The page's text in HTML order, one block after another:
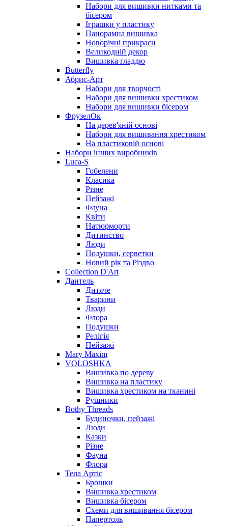
Набори для вишивки нитками та
бісером
Іграшки у пластику
Панорамна вишивка
Новорічні прикраси
Великодній декор
Вишивка гладдю
Butterfly
Абрис-Арт
Набори для творчості
Набори для вишивки хрестиком
Набори для вишивки бісером
ФрузелОк
На дерев'яній основі
Набори для вишивання хрестиком
На пластиковій основі
Набори інших виробників
Luca-S
Гобелени
Класика
Різне
Пейзажі
Фауна
Квіти
Натюрморти
Дитинство
Люди
Подушки, серветки
Новий рік та Різдво
Collection D'Art
Дантель
Дитяче
Тварини
Люди
Флора
Подушки
Релігія
Пейзажі
Mary Maxim
VOLOSHKA
Вишивка по дереву
Вишивка на пластику
Вишивка хрестиком на тканині
Рушники
Bothy Threads
Будиночки, пейзажі
Люди
Казки
Різне
Фауна
Флора
Тела Артіс
Брошки
Вишивка хрестиком
Вишивка бісером
Схеми для вишивання бісером
Папертоль